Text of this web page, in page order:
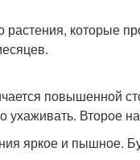
растения, которые
повышенной
ухаживать. Второе
яркое и пышное.